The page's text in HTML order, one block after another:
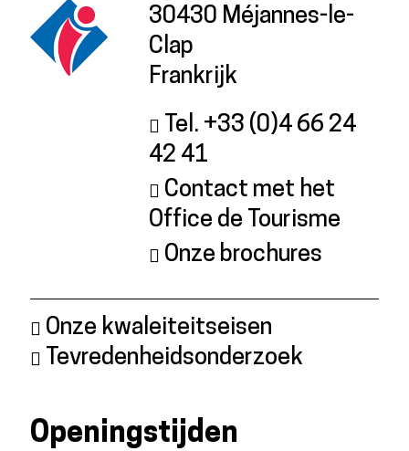
30430 Méjannes-le-
Clap
Frankrijk
Tel. +33 (0)4 66 24
42 41
Contact met het
Office de Tourisme
Onze brochures
Onze kwaleiteitseisen
Tevredenheidsonderzoek
Openingstijden